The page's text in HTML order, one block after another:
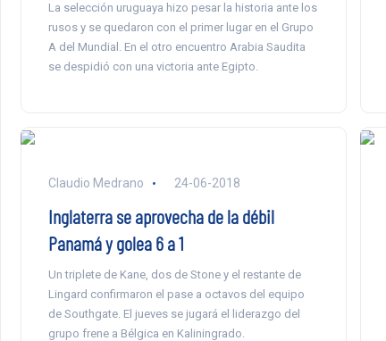
La selección uruguaya hizo pesar la historia ante los
rusos y se quedaron con el primer lugar en el Grupo
A del Mundial. En el otro encuentro Arabia Saudita
se despidió con una victoria ante Egipto.
Claudio Medrano 24-06-2018
Inglaterra se aprovecha de la débil
Panamá y golea 6 a 1
Un triplete de Kane, dos de Stone y el restante de
Lingard confirmaron el pase a octavos del equipo
de Southgate. El jueves se jugará el liderazgo del
grupo frene a Bélgica en Kaliningrado.